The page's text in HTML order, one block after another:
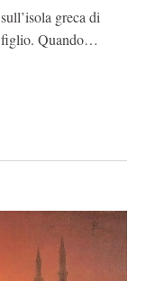
greca di
figlio. Quando…